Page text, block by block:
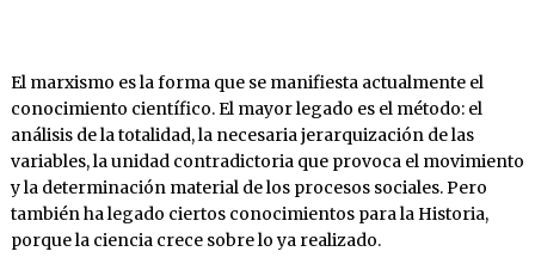
El marxismo es la forma que se manifiesta actualmente el
conocimiento científico. El mayor legado es el método: el
análisis de la totalidad, la necesaria jerarquización de las
variables, la unidad contradictoria que provoca el movimiento
y la determinación material de los procesos sociales. Pero
también ha legado ciertos conocimientos para la Historia,
porque la ciencia crece sobre lo ya realizado.